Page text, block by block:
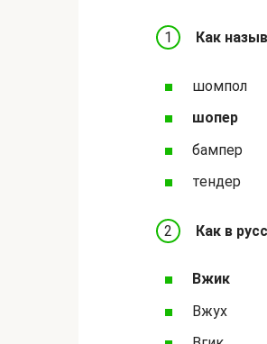
Как
шомпол
шопер
бампер
тендер
Как в
Вжик
Вжух